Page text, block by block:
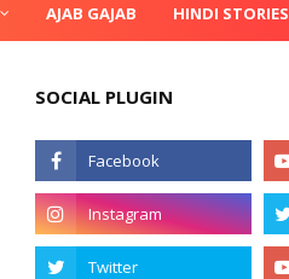
AJAB GAJAB HINDI STORIES
SOCIAL PLUGIN